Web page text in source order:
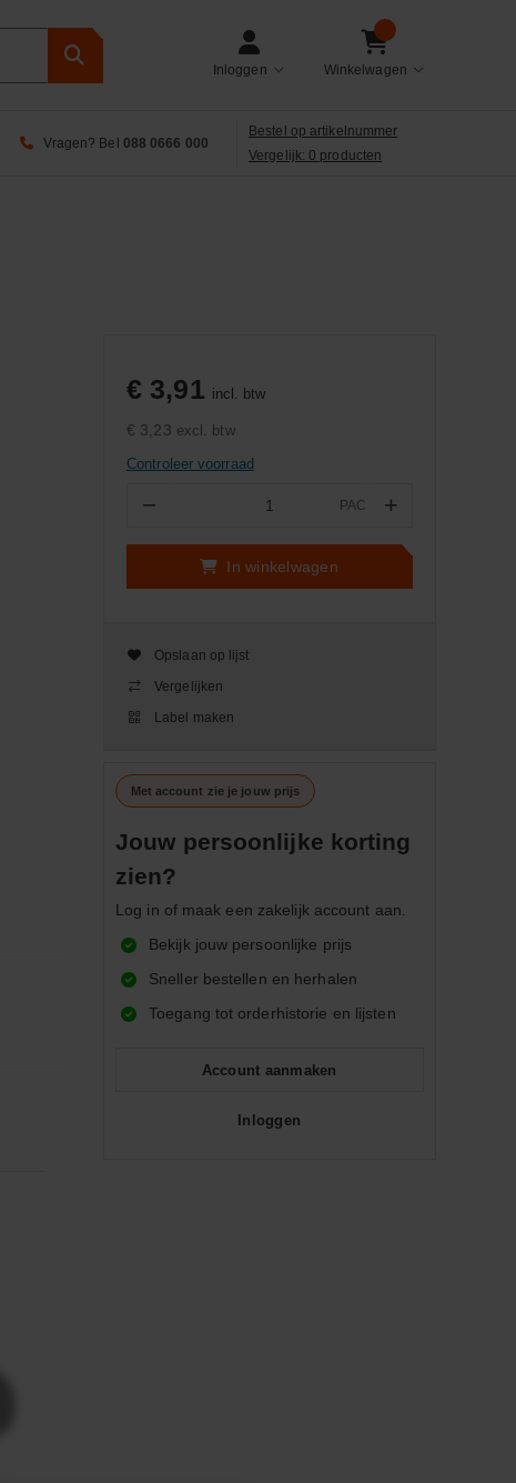
Inloggen Winkelwagen
Vragen? Bel 088 0666 000
Bestel op artikelnummer
Vergelijk: 0 producten
€ 3,91 incl. btw
€ 3,23 excl. btw
Controleer voorraad
− PAC +
In winkelwagen
Opslaan op lijst
Vergelijken
Label maken
Met account zie je jouw prijs
Jouw persoonlijke korting
zien?
Log in of maak een zakelijk account aan.
Bekijk jouw persoonlijke prijs
Sneller bestellen en herhalen
Toegang tot orderhistorie en lijsten
Account aanmaken
Inloggen